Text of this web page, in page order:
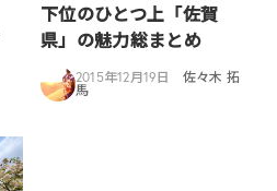
下位のひとつ上「佐賀
県」の魅力総まとめ
2015年12月19日
佐々木 拓
馬